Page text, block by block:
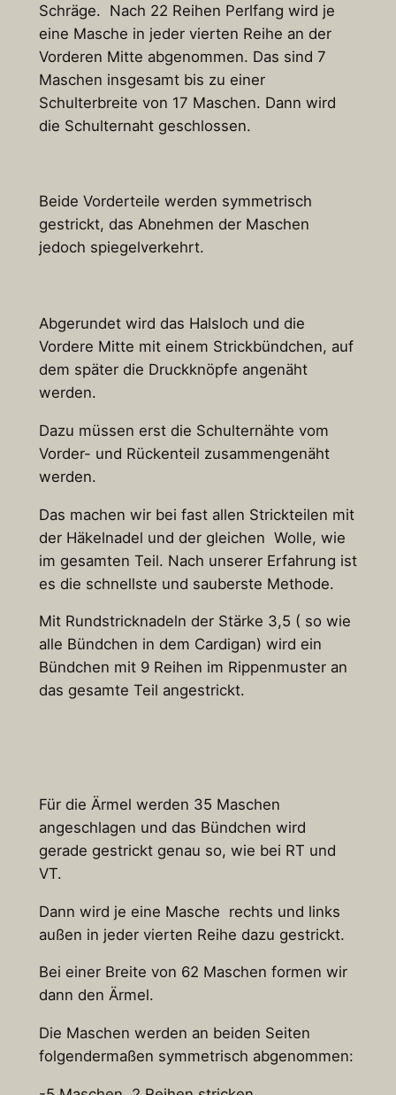
Schräge. Nach 22 Reihen Perlfang wird je
eine Masche in jeder vierten Reihe an der
Vorderen Mitte abgenommen. Das sind 7
Maschen insgesamt bis zu einer
Schulterbreite von 17 Maschen. Dann wird
die Schulternaht geschlossen.
Beide Vorderteile werden symmetrisch
gestrickt, das Abnehmen der Maschen
jedoch spiegelverkehrt.
Abgerundet wird das Halsloch und die
Vordere Mitte mit einem Strickbündchen, auf
dem später die Druckknöpfe angenäht
werden.
Dazu müssen erst die Schulternähte vom
Vorder- und Rückenteil zusammengenäht
werden.
Das machen wir bei fast allen Strickteilen mit
der Häkelnadel und der gleichen Wolle, wie
im gesamten Teil. Nach unserer Erfahrung ist
es die schnellste und sauberste Methode.
Mit Rundstricknadeln der Stärke 3,5 ( so wie
alle Bündchen in dem Cardigan) wird ein
Bündchen mit 9 Reihen im Rippenmuster an
das gesamte Teil angestrickt.
Für die Ärmel werden 35 Maschen
angeschlagen und das Bündchen wird
gerade gestrickt genau so, wie bei RT und
VT.
Dann wird je eine Masche rechts und links
außen in jeder vierten Reihe dazu gestrickt.
Bei einer Breite von 62 Maschen formen wir
dann den Ärmel.
Die Maschen werden an beiden Seiten
folgendermaßen symmetrisch abgenommen: